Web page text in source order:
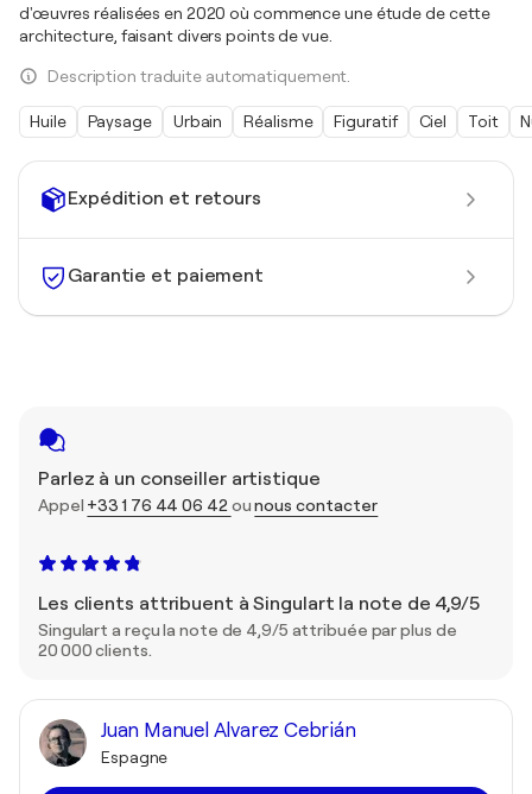
Expédition et retours
Garantie et paiement
Parlez à un conseiller artistique
Appel +33 1 76 44 06 42 ounous contacter
Les clients attribuent à Singulart la note de 4,9/5
Singulart a reçu la note de 4,9/5 attribuée par plus de
20 000 clients.
Juan Manuel Alvarez Cebrián
Espagne
d'œuvres réalisées en 2020 où commence une étude de cette
architecture, faisant divers points de vue.
Description traduite automatiquement.
Huile Paysage Urbain Réalisme Figuratif Ciel Toit